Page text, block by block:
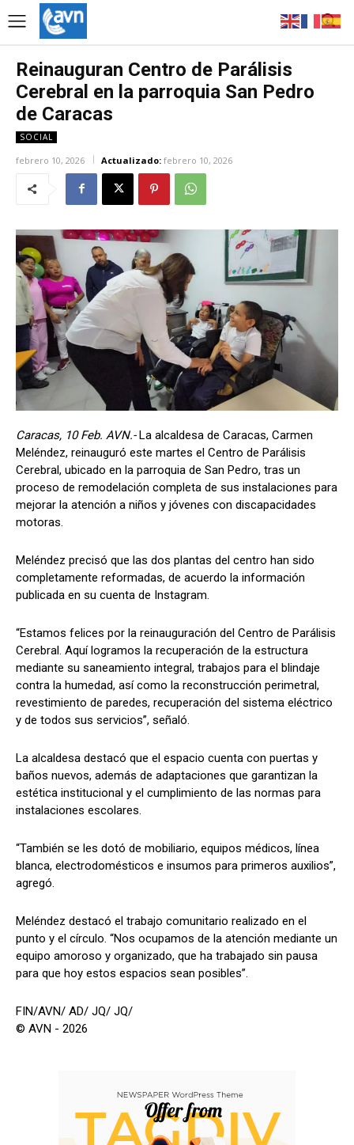
Reinauguran Centro de Parálisis
Cerebral en la parroquia San Pedro
de Caracas
SOCIAL
febrero 10, 2026 Actualizado: febrero 10, 2026
Caracas, 10 Feb. AVN.- La alcaldesa de Caracas, Carmen
Meléndez, reinauguró este martes el Centro de Parálisis
Cerebral, ubicado en la parroquia de San Pedro, tras un
proceso de remodelación completa de sus instalaciones para
mejorar la atención a niños y jóvenes con discapacidades
motoras.
Meléndez precisó que las dos plantas del centro han sido
completamente reformadas, de acuerdo la información
publicada en su cuenta de Instagram.
“Estamos felices por la reinauguración del Centro de Parálisis
Cerebral. Aquí logramos la recuperación de la estructura
mediante su saneamiento integral, trabajos para el blindaje
contra la humedad, así como la reconstrucción perimetral,
revestimiento de paredes, recuperación del sistema eléctrico
y de todos sus servicios”, señaló.
La alcaldesa destacó que el espacio cuenta con puertas y
baños nuevos, además de adaptaciones que garantizan la
estética institucional y el cumplimiento de las normas para
instalaciones escolares.
“También se les dotó de mobiliario, equipos médicos, línea
blanca, electrodomésticos e insumos para primeros auxilios”,
agregó.
Meléndez destacó el trabajo comunitario realizado en el
punto y el círculo. “Nos ocupamos de la atención mediante un
equipo amoroso y organizado, que ha trabajado sin pausa
para que hoy estos espacios sean posibles”.
FIN/AVN/ AD/ JQ/ JQ/
© AVN - 2026